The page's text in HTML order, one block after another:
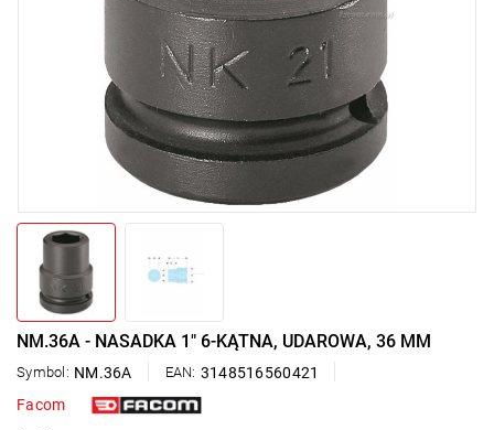
NM.36A - NASADKA 1" 6-KĄTNA, UDAROWA, 36 MM
Symbol: NM.36A EAN: 3148516560421
Facom